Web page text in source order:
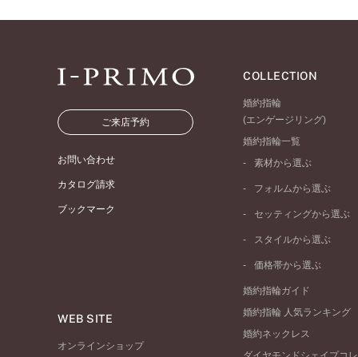
ご来店予約
お問い合わせ
カタログ請求
ブックマーク
WEB SITE
オンラインショップ
COLLECTION
婚約指輪
(エンゲージリング)
婚約指輪一覧
素材から選ぶ
プラチナ
ピンクゴールド
ペールブラウンゴール
フォルムから選ぶ
ストレートライン
V字ライン
セッティングから選ぶ
ソリテール
ダブルサイドメレ
ラインメレ
スタイルから選ぶ
シンプル
モード
エレガント
ゴージャス
価格帯から選ぶ
50万円台～
20万円台～
婚約指輪ガイド
婚約指輪 人気ランキング
婚約ネックレス